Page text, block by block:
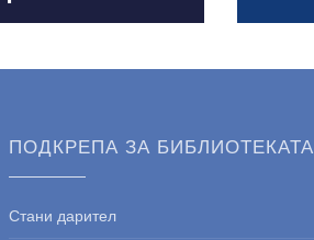
ПОДКРЕПА ЗА БИБЛИОТЕКАТА
Стани дарител